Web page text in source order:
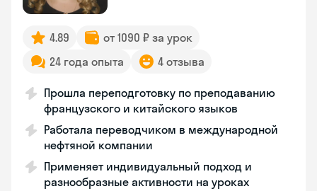
4.89
от 1090 ₽ за урок
24 года опыта
4 отзыва
Прошла переподготовку по преподаванию
французского и китайского языков
Работала переводчиком в международной
нефтяной компании
Применяет индивидуальный подход и
разнообразные активности на уроках